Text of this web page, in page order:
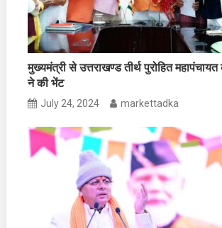
मुख्यमंत्री से उत्तराखण्ड तीर्थ पुरोहित महापंचायत
ने की भेंट
July 24, 2024 markettadka